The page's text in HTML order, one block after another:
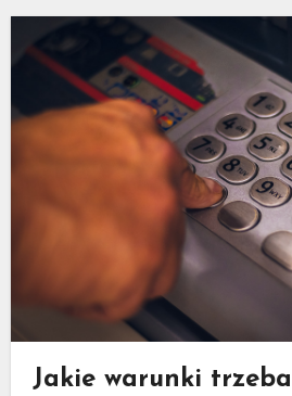
Jakie warunki trzeba